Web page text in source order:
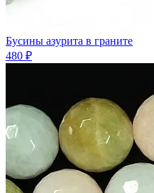
Бусины азурита в граните
480 ₽